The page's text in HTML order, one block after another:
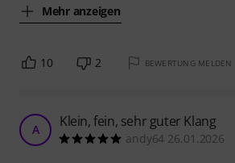
Mehr anzeigen
10 2 BEWERTUNG MELDEN
A Klein, fein, sehr guter Klang
andy64 26.01.2026